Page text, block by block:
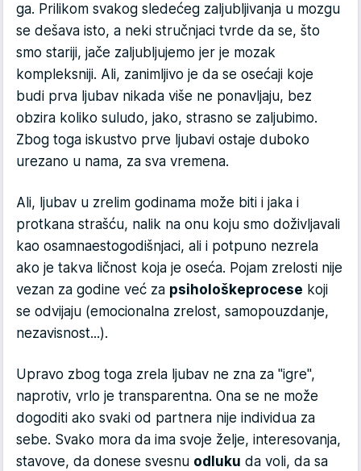
ga. Prilikom svakog sledećeg zaljubljivanja u mozgu
se dešava isto, a neki stručnjaci tvrde da se, što
smo stariji, jače zaljubljujemo jer je mozak
kompleksniji. Ali, zanimljivo je da se osećaji koje
budi prva ljubav nikada više ne ponavljaju, bez
obzira koliko suludo, jako, strasno se zaljubimo.
Zbog toga iskustvo prve ljubavi ostaje duboko
urezano u nama, za sva vremena.
Ali, ljubav u zrelim godinama može biti i jaka i
protkana strašću, nalik na onu koju smo doživljavali
kao osamnaestogodišnjaci, ali i potpuno nezrela
ako je takva ličnost koja je oseća. Pojam zrelosti nije
vezan za godine već za psihološkeprocese koji
se odvijaju (emocionalna zrelost, samopouzdanje,
nezavisnost...).
Upravo zbog toga zrela ljubav ne zna za "igre",
naprotiv, vrlo je transparentna. Ona se ne može
dogoditi ako svaki od partnera nije individua za
sebe. Svako mora da ima svoje želje, interesovanja,
stavove, da donese svesnu odluku da voli, da sa